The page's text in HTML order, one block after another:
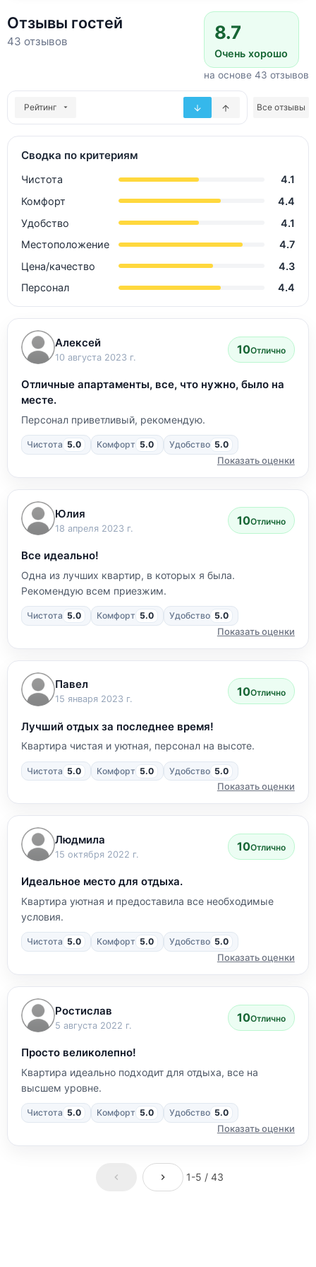
Отзывы гостей
43 отзывов 8.7
Очень хорошо
на основе 43 отзывов
Рейтинг Все отзывы
Сводка по критериям
Чистота
4.1
Комфорт
4.4
Удобство
4.1
Местоположение
4.7
Цена/качество
4.3
Персонал
4.4
Алексей
10 августа 2023 г.
10Отлично
Отличные апартаменты, все, что нужно, было на
месте.
Персонал приветливый, рекомендую.
Чистота 5.0 Комфорт 5.0 Удобство 5.0
Показать оценки
Юлия
18 апреля 2023 г.
10Отлично
Все идеально!
Одна из лучших квартир, в которых я была.
Рекомендую всем приезжим.
Чистота 5.0 Комфорт 5.0 Удобство 5.0
Показать оценки
Павел
15 января 2023 г.
10Отлично
Лучший отдых за последнее время!
Квартира чистая и уютная, персонал на высоте.
Чистота 5.0 Комфорт 5.0 Удобство 5.0
Показать оценки
Людмила
15 октября 2022 г.
10Отлично
Идеальное место для отдыха.
Квартира уютная и предоставила все необходимые
условия.
Чистота 5.0 Комфорт 5.0 Удобство 5.0
Показать оценки
Ростислав
5 августа 2022 г.
10Отлично
Просто великолепно!
Квартира идеально подходит для отдыха, все на
высшем уровне.
Чистота 5.0 Комфорт 5.0 Удобство 5.0
Показать оценки
1-5 / 43